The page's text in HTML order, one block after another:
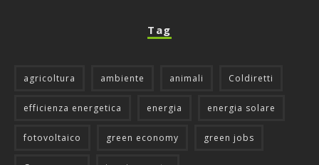
Tag
agricoltura ambiente animali Coldiretti
efficienza energetica energia energia solare
fotovoltaico green economy green jobs